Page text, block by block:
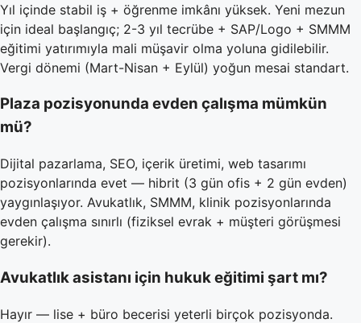
Yıl içinde stabil iş + öğrenme imkânı yüksek. Yeni mezun
için ideal başlangıç; 2-3 yıl tecrübe + SAP/Logo + SMMM
eğitimi yatırımıyla mali müşavir olma yoluna gidilebilir.
Vergi dönemi (Mart-Nisan + Eylül) yoğun mesai standart.
Plaza pozisyonunda evden çalışma mümkün
mü?
Dijital pazarlama, SEO, içerik üretimi, web tasarımı
pozisyonlarında evet — hibrit (3 gün ofis + 2 gün evden)
yaygınlaşıyor. Avukatlık, SMMM, klinik pozisyonlarında
evden çalışma sınırlı (fiziksel evrak + müşteri görüşmesi
gerekir).
Avukatlık asistanı için hukuk eğitimi şart mı?
Hayır — lise + büro becerisi yeterli birçok pozisyonda.